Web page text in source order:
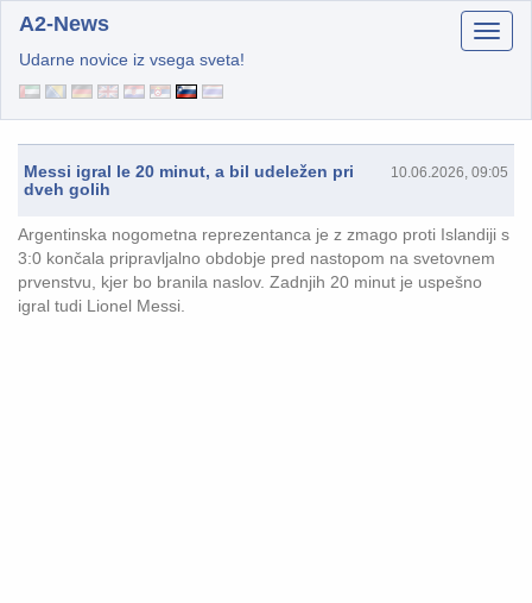
A2-News
Udarne novice iz vsega sveta!
10.06.2026, 09:05
Messi igral le 20 minut, a bil udeležen pri
dveh golih
Argentinska nogometna reprezentanca je z zmago proti Islandiji s
3:0 končala pripravljalno obdobje pred nastopom na svetovnem
prvenstvu, kjer bo branila naslov. Zadnjih 20 minut je uspešno
igral tudi Lionel Messi.